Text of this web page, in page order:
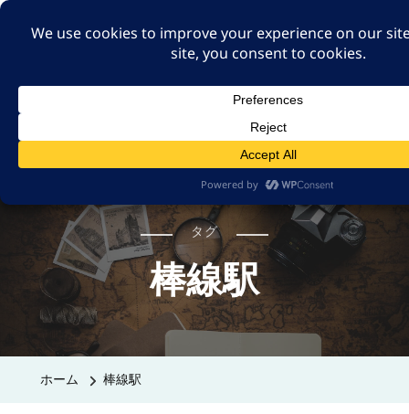
A GUT FEELING 7TH
身近な旅の記録や記憶、たまには思ったことも残そ
タグ
棒線駅
ホーム 棒線駅